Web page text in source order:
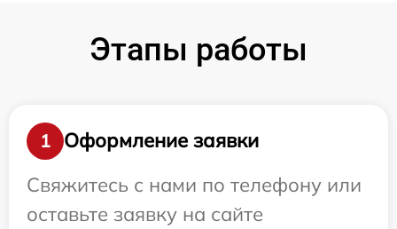
Этапы работы
1
Оформление заявки
Свяжитесь с нами по телефону или
оставьте заявку на сайте